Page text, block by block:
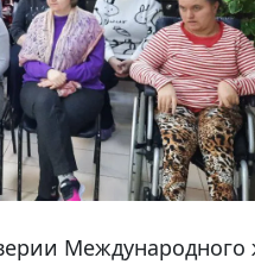
Международного